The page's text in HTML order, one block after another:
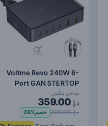
Voltme Revo 240W 6-
Port GAN STERTOP
140W USB-C…
شاحن مكتبي
د.إ.359.00
د.إ. 499.00 خصم28%